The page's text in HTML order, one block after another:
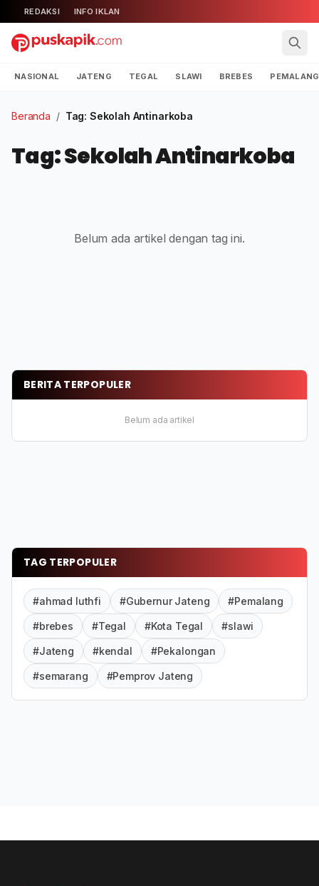
REDAKSI INFO IKLAN
NASIONAL JATENG TEGAL SLAWI BREBES PEMALANG
Beranda / Tag: Sekolah Antinarkoba
Tag: Sekolah Antinarkoba
Belum ada artikel dengan tag ini.
BERITA TERPOPULER
Belum ada artikel
TAG TERPOPULER
#ahmad luthfi #Gubernur Jateng #Pemalang
#brebes #Tegal #Kota Tegal #slawi
#Jateng #kendal #Pekalongan
#semarang #Pemprov Jateng